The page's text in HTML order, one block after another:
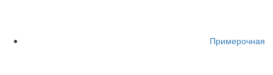
Примерочная